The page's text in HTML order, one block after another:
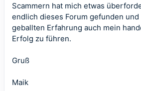
Scammern hat mich etwas
endlich dieses Forum gefunden
geballten Erfahrung auch mein
Erfolg zu führen.
Gruß
Maik